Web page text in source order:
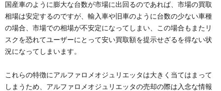
国産車のように膨大な台数が市場に出回るのであれば、市場の買取
相場は安定するのですが、輸入車や旧車のように台数の少ない車種
の場合、市場での相場が不安定になってしまい、この場合もまたリ
スクを恐れてユーザーにとって安い買取額を提示せざるを得ない状
況になってしまいます。
これらの特徴にアルファロメオジュリエッタは大きく当てはまって
しまうため、アルファロメオジュリエッタの売却の際は入念な情報